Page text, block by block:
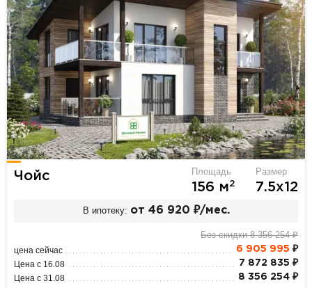
Чойс Площадь
156 м2
Размер
7.5х12
В ипотеку: от 46 920 ₽/мес.
Без скидки 8 356 254 ₽
цена сейчас 6 905 995 ₽
Цена с 16.08 7 872 835 ₽
Цена с 31.08 8 356 254 ₽